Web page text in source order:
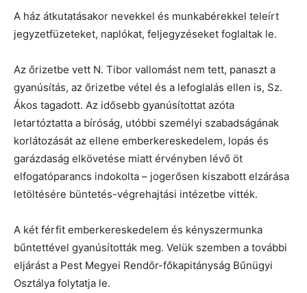
A ház átkutatásakor nevekkel és munkabérekkel teleírt
jegyzetfüzeteket, naplókat, feljegyzéseket foglaltak le.
Az őrizetbe vett N. Tibor vallomást nem tett, panaszt a
gyanúsítás, az őrizetbe vétel és a lefoglalás ellen is, Sz.
Ákos tagadott. Az idősebb gyanúsítottat azóta
letartóztatta a bíróság, utóbbi személyi szabadságának
korlátozását az ellene emberkereskedelem, lopás és
garázdaság elkövetése miatt érvényben lévő öt
elfogatóparancs indokolta – jogerősen kiszabott elzárása
letöltésére büntetés-végrehajtási intézetbe vitték.
A két férfit emberkereskedelem és kényszermunka
bűntettével gyanúsították meg. Velük szemben a további
eljárást a Pest Megyei Rendőr-főkapitányság Bűnügyi
Osztálya folytatja le.